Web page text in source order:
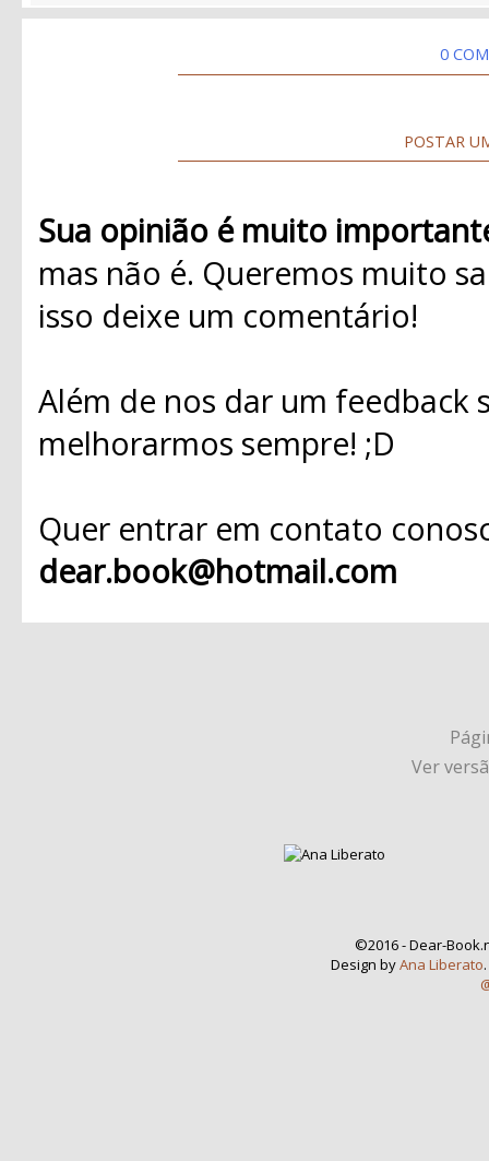
0
POSTAR
Sua opinião é muito
mas não é. Queremos muito
isso deixe um comentário!
Além de nos dar um
melhorarmos sempre! ;D
Quer entrar em contato
dear.book@hotmail.com
Ver
©2016 - Dear-
Design byAna Liberato